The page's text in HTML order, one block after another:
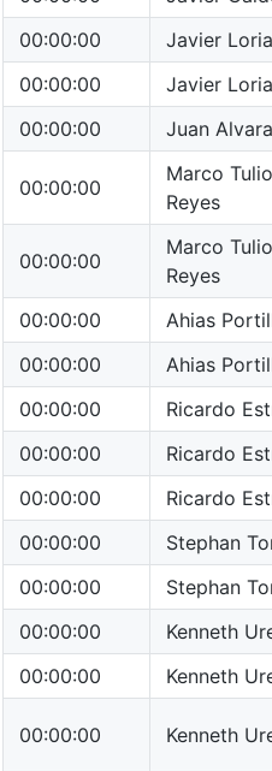
00:00:00
Javier Loria
00:00:00
Javier Loria
00:00:00
Juan
00:00:00
Marco
Reyes
00:00:00
Marco
Reyes
00:00:00 Ahias
00:00:00
Ahias
00:00:00
Ricardo
00:00:00
Ricardo
00:00:00
Ricardo
00:00:00
Stephan
00:00:00
Stephan
00:00:00
Kenneth
00:00:00
Kenneth
00:00:00 Kenneth